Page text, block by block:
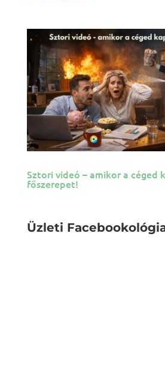
Sztori videó – amikor a céged
főszerepet!
Üzleti